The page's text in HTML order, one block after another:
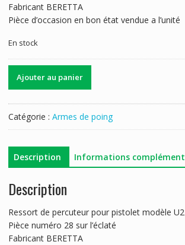
Fabricant BERETTA
Pièce d’occasion en bon état vendue a l’unité
En stock
de
BERETTA
NEOS
Ajouter au panier
Catégorie : Armes de poing
Description Informations
Description
Ressort de percuteur pour pistolet modèle
Pièce numéro 28 sur l’éclaté
Fabricant BERETTA